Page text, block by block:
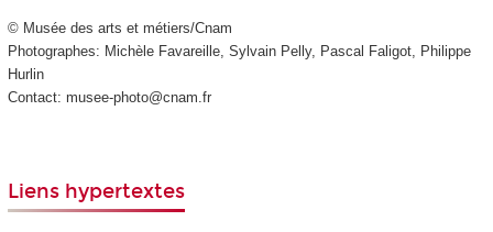
© Musée des arts et métiers/Cnam
Photographes: Michèle Favareille, Sylvain Pelly, Pascal Faligot, Philippe
Hurlin
Contact: musee-photo@cnam.fr
Liens hypertextes